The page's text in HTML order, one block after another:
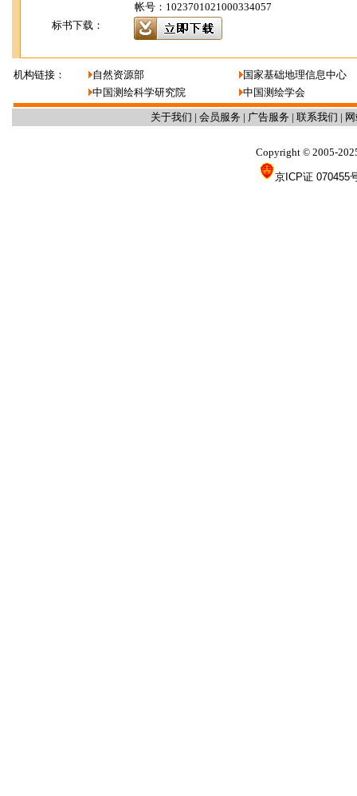
帐号：1023701021000334057
标书下载：
机构链接： 自然资源部
国家基础地理信息中心
中国测绘科学研究院
中国测绘学会
关于我们 | 会员服务 | 广告服务 | 联系我们 |
Copyright © 2005-
京ICP证 070455